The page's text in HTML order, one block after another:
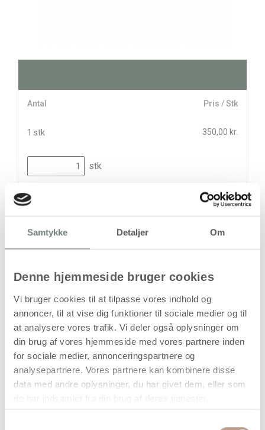
Samtykke Detaljer Om
Denne hjemmeside bruger cookies
Vi bruger cookies til at tilpasse vores indhold og
annoncer, til at vise dig funktioner til sociale medier og til
at analysere vores trafik. Vi deler også oplysninger om
din brug af vores hjemmeside med vores partnere inden
for sociale medier, annonceringspartnere og
analysepartnere. Vores partnere kan kombinere disse
data med andre oplysninger, du har givet dem, eller som
Antal Pris / Stk
1 stk 350,00 kr.
stk
350,00kr.
kr.ekskl. moms)
når vi har bekræftet din ordre.
På lager
Levering: 1-3 hverdage